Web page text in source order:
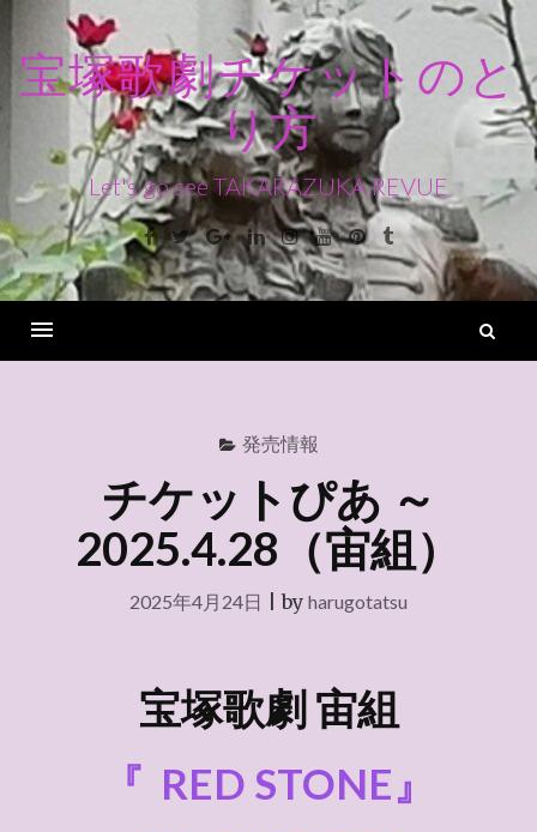
ン
ス
キ
ッ
宝塚歌劇チケットのと
り方
Let's go see TAKARAZUKA REVUE
Facebook
TwitterGoogle+LinkedinInstagram
YoutubePinterest
Tumblr
発売情報
チケットぴあ ～
2025.4.28（宙組）
2025年4月24日 |by harugotatsu
宝塚歌劇 宙組
『 RED STONE』